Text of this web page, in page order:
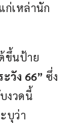
ก่เหล่านัก
ขึ้นป้าย
ะวัง 66” ซึ่ง
งวดนี้
บุว่า